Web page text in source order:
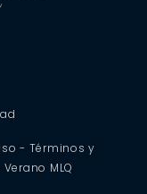
- Términos y
MLQ